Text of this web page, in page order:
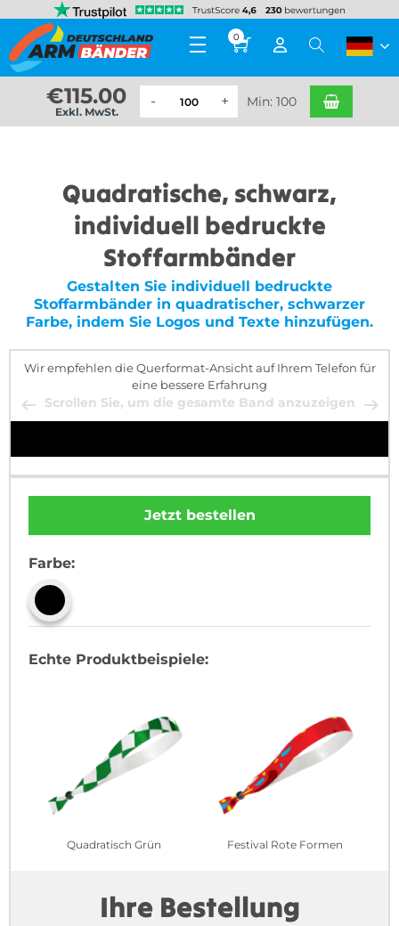
0
€115.00
Exkl. MwSt.
Min: 100
Quadratische, schwarz,
individuell bedruckte
Stoffarmbänder
Gestalten Sie individuell bedruckte
Stoffarmbänder in quadratischer, schwarzer
Farbe, indem Sie Logos und Texte hinzufügen.
Wir empfehlen die Querformat-Ansicht auf Ihrem Telefon für
eine bessere Erfahrung
Scrollen Sie, um die gesamte Band anzuzeigen
Jetzt bestellen
Farbe:
Echte Produktbeispiele:
Quadratisch Grün Festival Rote Formen
Ihre Bestellung